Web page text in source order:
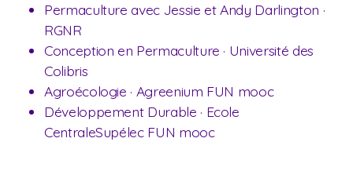
Permaculture avec Jessie et Andy Darlington ·
RGNR
Conception en Permaculture · Université des
Colibris
Agroécologie · Agreenium FUN mooc
Développement Durable · Ecole
CentraleSupélec FUN mooc